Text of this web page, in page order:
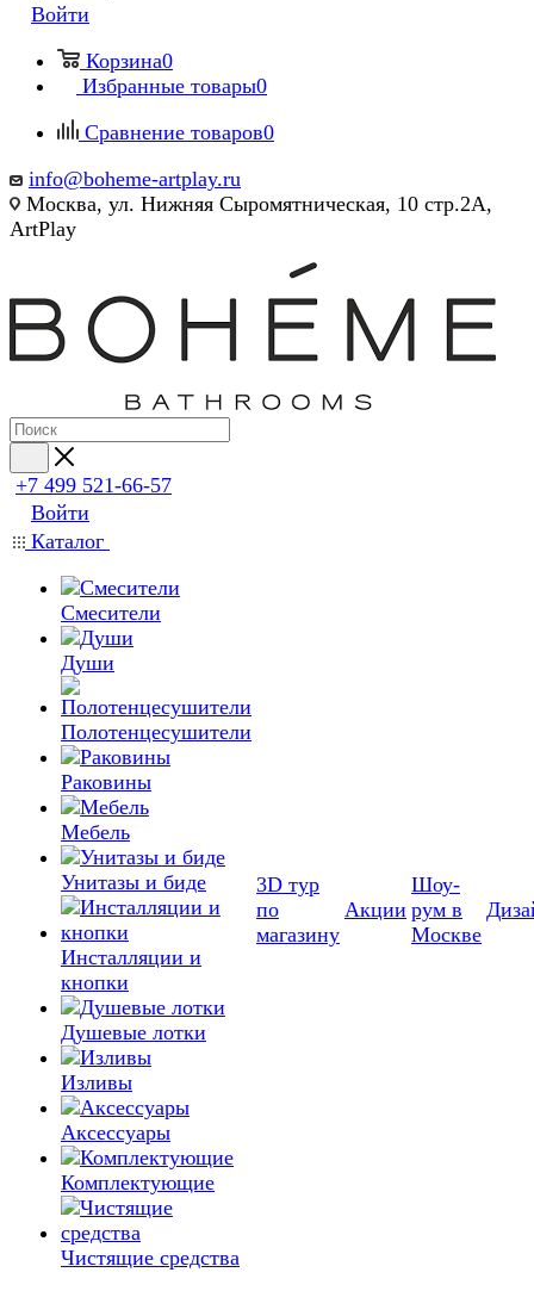
Войти
Корзина0
Избранные товары0
Сравнение товаров0
info@boheme-artplay.ru
Москва, ул. Нижняя Сыромятническая, 10 стр.2А,
ArtPlay
+7 499 521-66-57
Войти
Каталог
Смесители
Души
Полотенцесушители
Раковины
Мебель
Унитазы и биде
Инсталляции и
кнопки
Душевые лотки
Изливы
Аксессуары
Комплектующие
Чистящие средства
3D тур
по
магазину
Акции
Шоу-
рум в
Москве